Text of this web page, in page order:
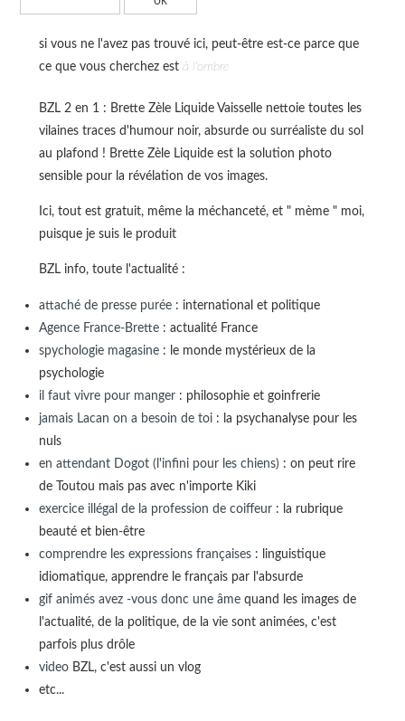
si vous ne l'avez pas trouvé ici, peut-être est-ce parce que
ce que vous cherchez est à l'ombre
BZL 2 en 1 : Brette Zèle Liquide Vaisselle nettoie toutes les
vilaines traces d'humour noir, absurde ou surréaliste du sol
au plafond ! Brette Zèle Liquide est la solution photo
sensible pour la révélation de vos images.
Ici, tout est gratuit, même la méchanceté, et " mème " moi,
puisque je suis le produit
BZL info, toute l'actualité :
attaché de presse purée: international et politique
Agence France-Brette: actualité France
spychologie magasine: le monde mystérieux de la
psychologie
il faut vivre pour manger: philosophie et goinfrerie
jamais Lacan on a besoin de toi: la psychanalyse pour les
nuls
en attendant Dogot (l'infini pour les chiens): on peut rire
de Toutou mais pas avec n'importe Kiki
exercice illégal de la profession de coiffeur: la rubrique
beauté et bien-être
comprendre les expressions françaises: linguistique
idiomatique, apprendre le français par l'absurde
gif animés avez -vous donc une âmequand les images de
l'actualité, de la politique, de la vie sont animées, c'est
parfois plus drôle
videoBZL, c'est aussi un vlog
etc...